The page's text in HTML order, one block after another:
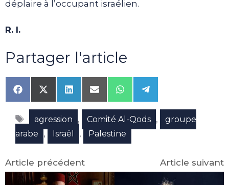
déplaire à l’occupant israélien.
R. I.
Partager l'article
Share
on
Facebook
Share
on
X
(Twitter)
Share
on
LinkedIn
Share
on
Email
Share
on
WhatsApp
Share
on
Telegram
Étiquettes
agression , Comité Al-Qods ,
groupe
arabe
, Israël , Palestine
Article précédent Article suivant